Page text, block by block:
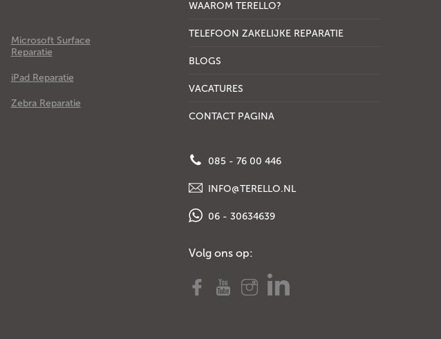
Microsoft Surface
Reparatie
iPad Reparatie
Zebra Reparatie
WAAROM TERELLO?
TELEFOON ZAKELIJKE REPARATIE
BLOGS
VACATURES
CONTACT PAGINA
085 - 76 00 446
INFO@TERELLO.NL
06 - 30634639
Volg ons op: